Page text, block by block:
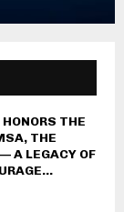
THE
THE
A LEGACY OF